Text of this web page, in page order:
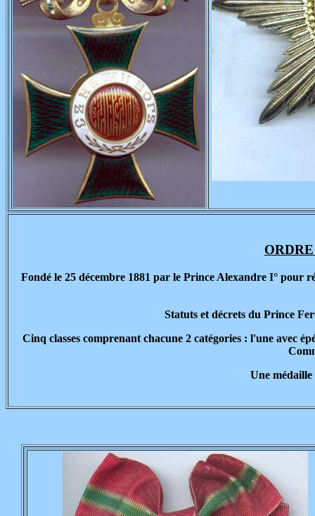
Fondé le 25 décembre 1881 par le Prince Alexandre I° pour
Statuts et décrets du Prince
Cinq classes comprenant chacune 2 catégories : l'une avec
Une